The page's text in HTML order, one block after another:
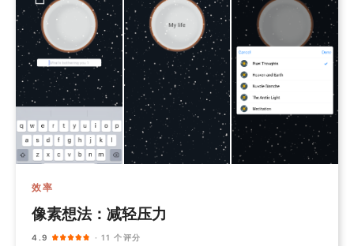
订阅专属 APP 限免提醒
暂无专属限免 APP 订阅，前往服务号 mergeek 添加
效率
像素想法：减轻压力
4.9 · 11 个评分